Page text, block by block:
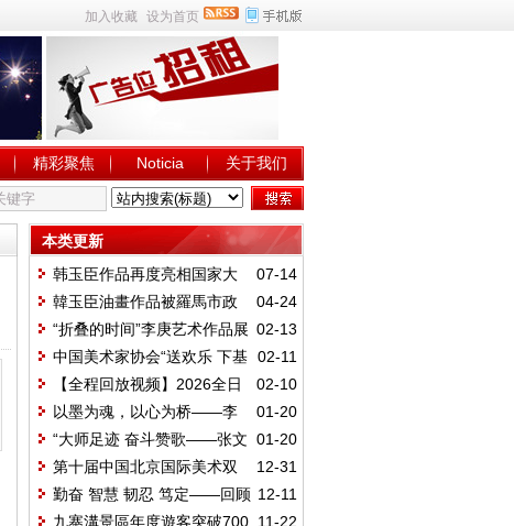
加入收藏 设为首页
精彩聚焦 Noticia 关于我们
本类更新
07-14
韩玉臣作品再度亮相国家大
剧院“古韵今辉—中国当代美术名家
经典作品展”
04-24
韓玉臣油畫作品被羅馬市政
府收藏
02-13
“折叠的时间”李庚艺术作品展
在香港成功举办
02-11
中国美术家协会“送欢乐 下基
层”赴中铁建设集团西安东站项目开
展慰问活动
02-10
【全程回放视频】2026全日
本华侨华人马年春节联欢晚会在日
本东京隆重举行
01-20
以墨为魂，以心为桥——李
庚的艺术人生与时代担当
01-20
“大师足迹 奋斗赞歌——张文
新艺术回顾展”在韩玉臣美术馆启幕
12-31
第十届中国北京国际美术双
年展在北京展览馆隆重开幕
12-11
勤奋 智慧 韧忍 笃定——回顾
我与张文新老师47年的深情厚谊11-22
九寨溝景區年度遊客突破700